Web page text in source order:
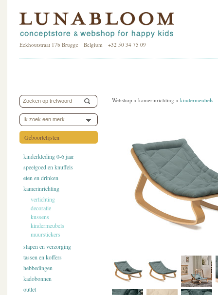
Eekhoutstraat 17b Brugge Belgium +32 50 34 75 09
Ik zoek een merk
Geboortelijsten
kinderkleding 0-6 jaar
speelgoed en knuffels
eten en drinken
kamerinrichting
verlichting
decoratie
kussens
kindermeubels
muurstickers
slapen en verzorging
tassen en koffers
hebbedingen
kadobonnen
outlet
Webshop > kamerinrichting > kindermeubels -